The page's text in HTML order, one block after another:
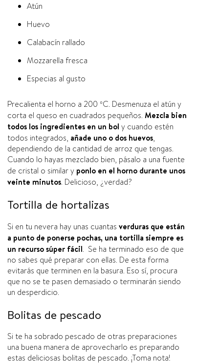
Atún
Huevo
Calabací­n rallado
Mozzarella fresca
Especias al gusto
Precalienta el horno a 200 ºC. Desmenuza el atún y
corta el queso en cuadrados pequeños. Mezcla bien
todos los ingredientes en un bol y cuando estén
todos integrados, añade uno o dos huevos,
dependiendo de la cantidad de arroz que tengas.
Cuando lo hayas mezclado bien, pásalo a una fuente
de cristal o similar y ponlo en el horno durante unos
veinte minutos. Delicioso, ¿verdad?
Tortilla de hortalizas
Si en tu nevera hay unas cuantas verduras que están
a punto de ponerse pochas, una tortilla siempre es
un recurso súper fácil. Se ha terminado eso de que
no sabes qué preparar con ellas. De esta forma
evitarás que terminen en la basura. Eso sí­, procura
que no se te pasen demasiado o terminarán siendo
un desperdicio.
Bolitas de pescado
Si te ha sobrado pescado de otras preparaciones
una buena manera de aprovecharlo es preparando
estas deliciosas bolitas de pescado. ¡Toma nota!